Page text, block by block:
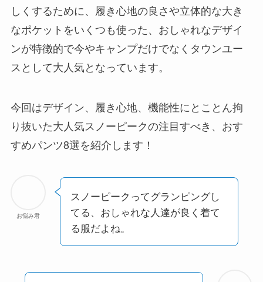
しくするために、履き心地の良さや立体的な大き
なポケットをいくつも使った、おしゃれなデザイ
ンが特徴的で今やキャンプだけでなくタウンユー
スとして大人気となっています。
今回はデザイン、履き心地、機能性にとことん拘
り抜いた大人気スノーピークの注目すべき、おす
すめパンツ8選を紹介します！
お悩み君
スノーピークってグランピングし
てる、おしゃれな人達が良く着て
る服だよね。